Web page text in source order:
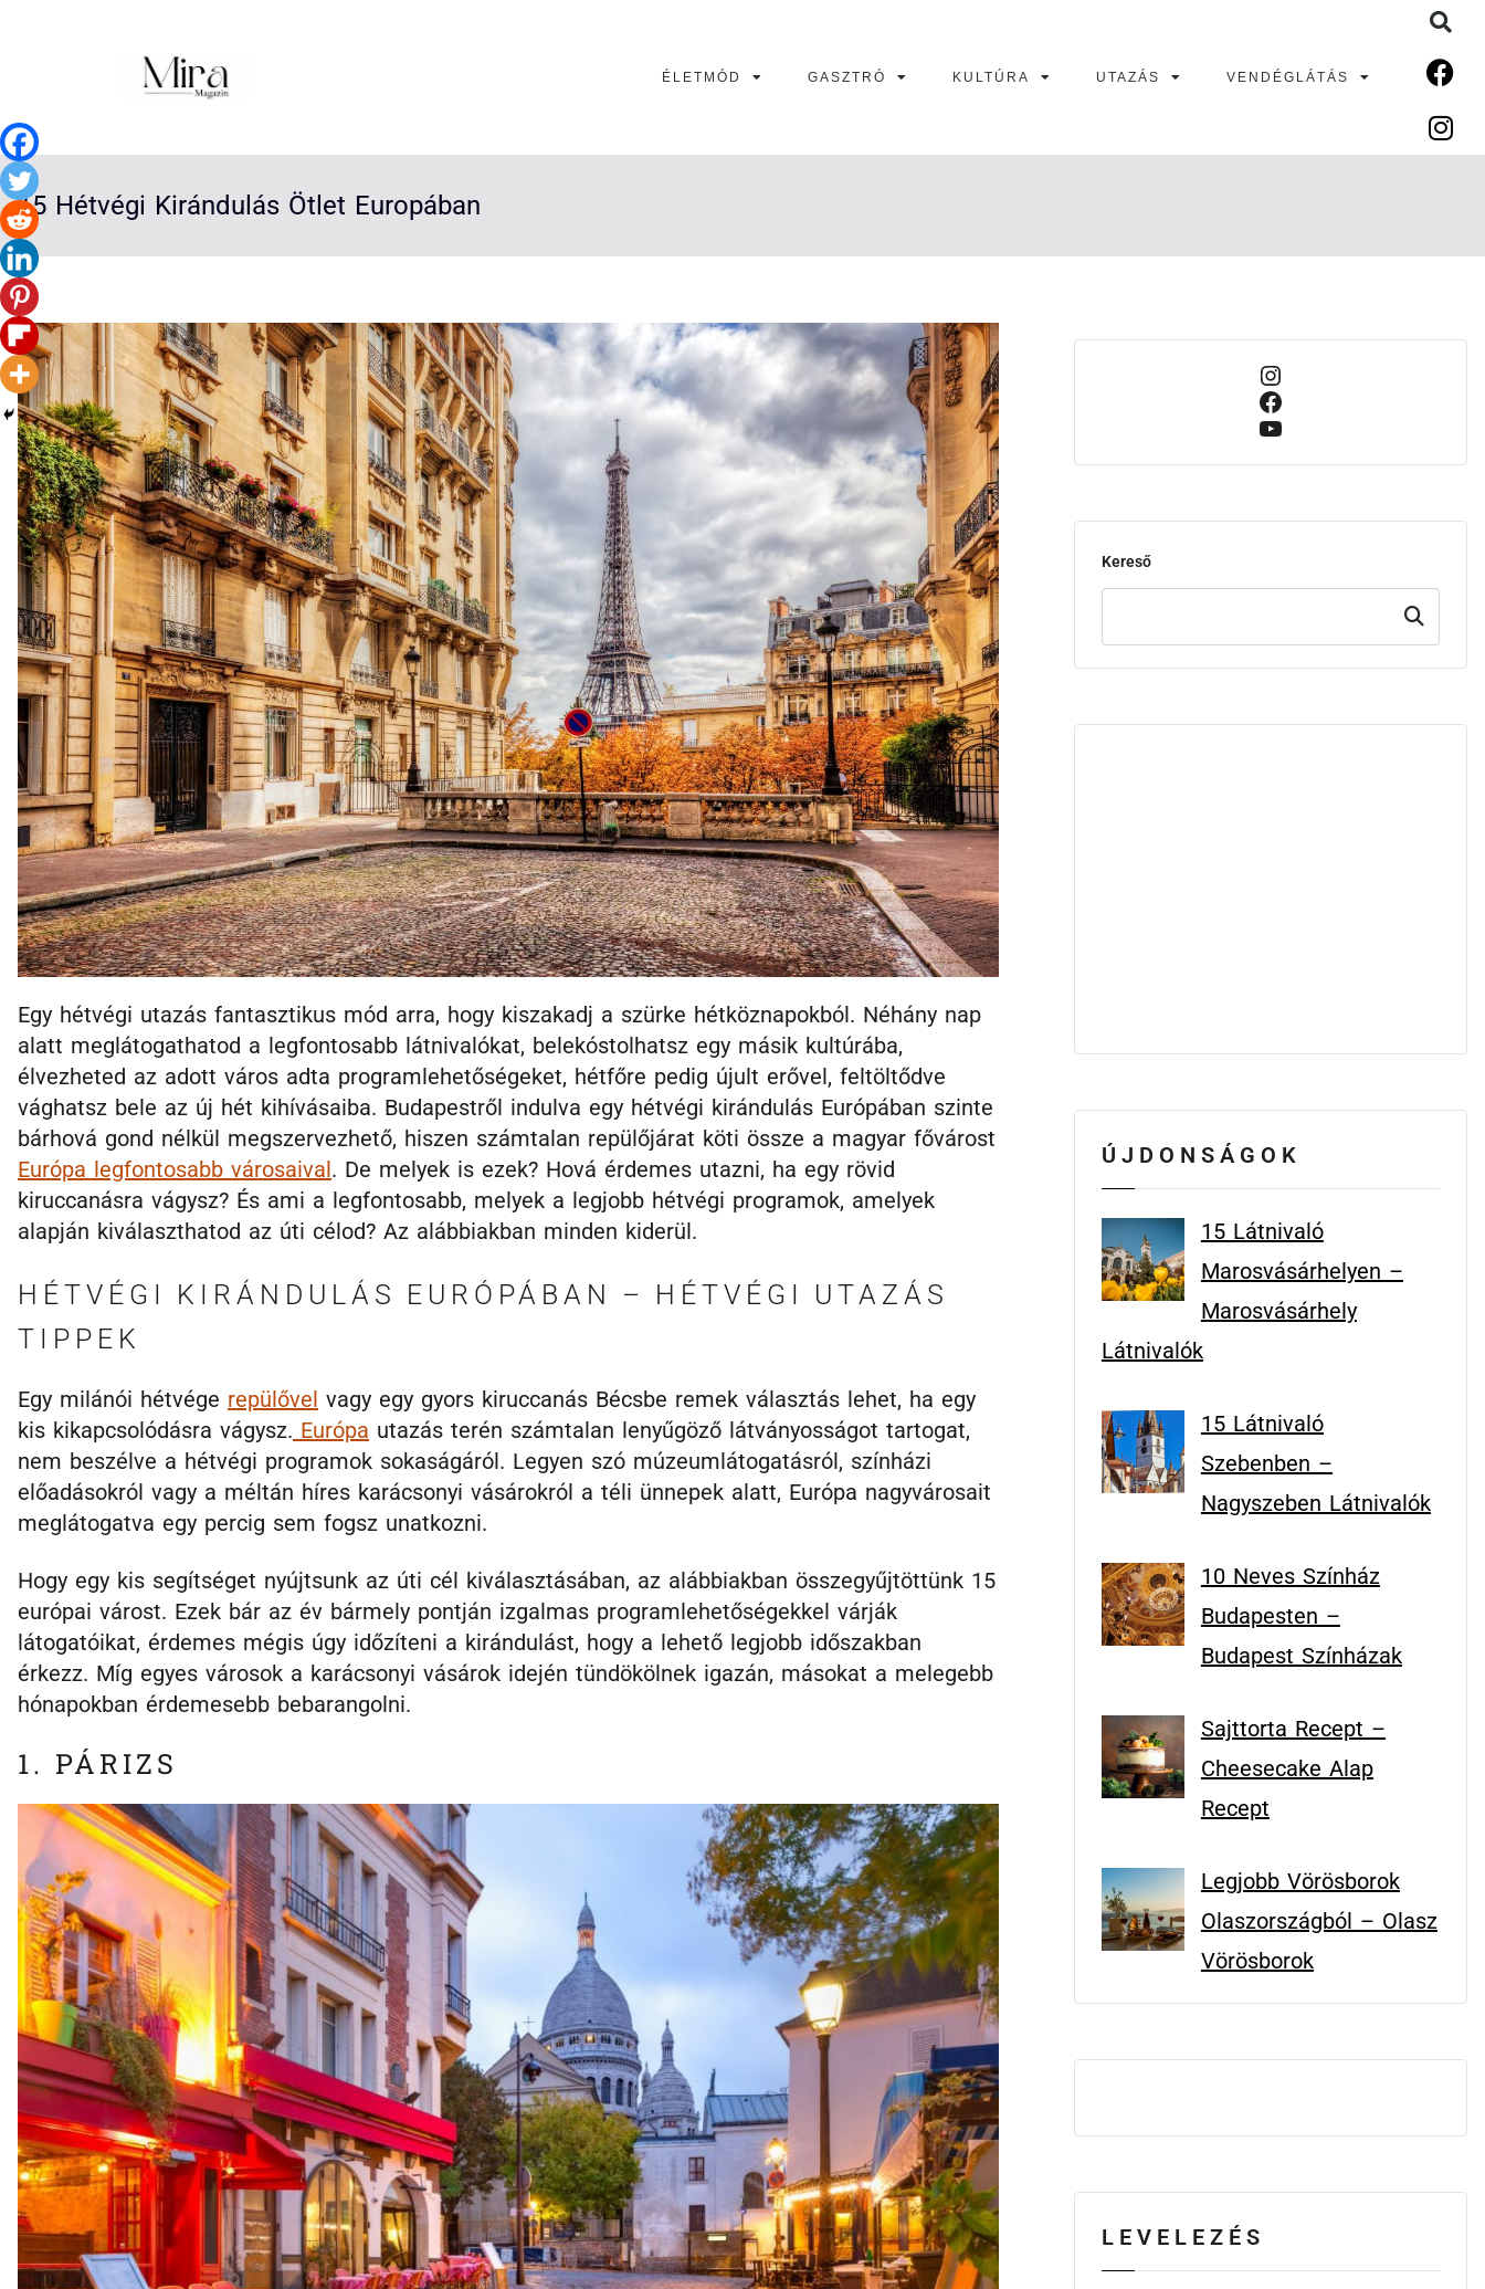
ÉLETMÓD GASZTRÓ KULTÚRA UTAZÁS VENDÉGLÁTÁS
15 Hétvégi Kirándulás Ötlet Europában
Egy hétvégi utazás fantasztikus mód arra, hogy kiszakadj a szürke hétköznapokból. Néhány nap
alatt meglátogathatod a legfontosabb látnivalókat, belekóstolhatsz egy másik kultúrába,
élvezheted az adott város adta programlehetőségeket, hétfőre pedig újult erővel, feltöltődve
vághatsz bele az új hét kihívásaiba. Budapestről indulva egy hétvégi kirándulás Európában szinte
bárhová gond nélkül megszervezhető, hiszen számtalan repülőjárat köti össze a magyar fővárost
Európa legfontosabb városaival. De melyek is ezek? Hová érdemes utazni, ha egy rövid
kiruccanásra vágysz? És ami a legfontosabb, melyek a legjobb hétvégi programok, amelyek
alapján kiválaszthatod az úti célod? Az alábbiakban minden kiderül.
HÉTVÉGI KIRÁNDULÁS EURÓPÁBAN – HÉTVÉGI UTAZÁS
TIPPEK
Egy milánói hétvége repülővel vagy egy gyors kiruccanás Bécsbe remek választás lehet, ha egy
kis kikapcsolódásra vágysz. Európa utazás terén számtalan lenyűgöző látványosságot tartogat,
nem beszélve a hétvégi programok sokaságáról. Legyen szó múzeumlátogatásról, színházi
előadásokról vagy a méltán híres karácsonyi vásárokról a téli ünnepek alatt, Európa nagyvárosait
meglátogatva egy percig sem fogsz unatkozni.
Hogy egy kis segítséget nyújtsunk az úti cél kiválasztásában, az alábbiakban összegyűjtöttünk 15
európai várost. Ezek bár az év bármely pontján izgalmas programlehetőségekkel várják
látogatóikat, érdemes mégis úgy időzíteni a kirándulást, hogy a lehető legjobb időszakban
érkezz. Míg egyes városok a karácsonyi vásárok idején tündökölnek igazán, másokat a melegebb
hónapokban érdemesebb bebarangolni.
1. PÁRIZS
Kereső
Keresd
ÚJDONSÁGOK
15 Látnivaló
Marosvásárhelyen –
Marosvásárhely
Látnivalók
15 Látnivaló
Szebenben –
Nagyszeben Látnivalók
10 Neves Színház
Budapesten –
Budapest Színházak
Sajttorta Recept –
Cheesecake Alap
Recept
Legjobb Vörösborok
Olaszországból – Olasz
Vörösborok
LEVELEZÉS